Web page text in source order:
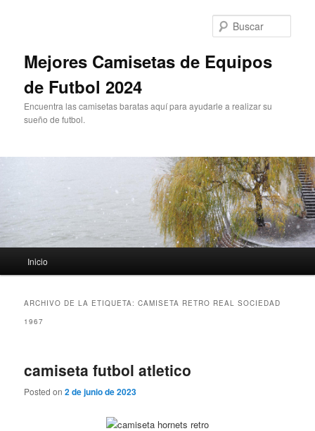
Mejores Camisetas de Equipos
de Futbol 2024
Encuentra las camisetas baratas aquí para ayudarle a realizar su
sueño de futbol.
principal
Inicio
ARCHIVO DE LA ETIQUETA:CAMISETA RETRO REAL SOCIEDAD
1967
camiseta futbol atletico
Posted on2 de junio de 2023